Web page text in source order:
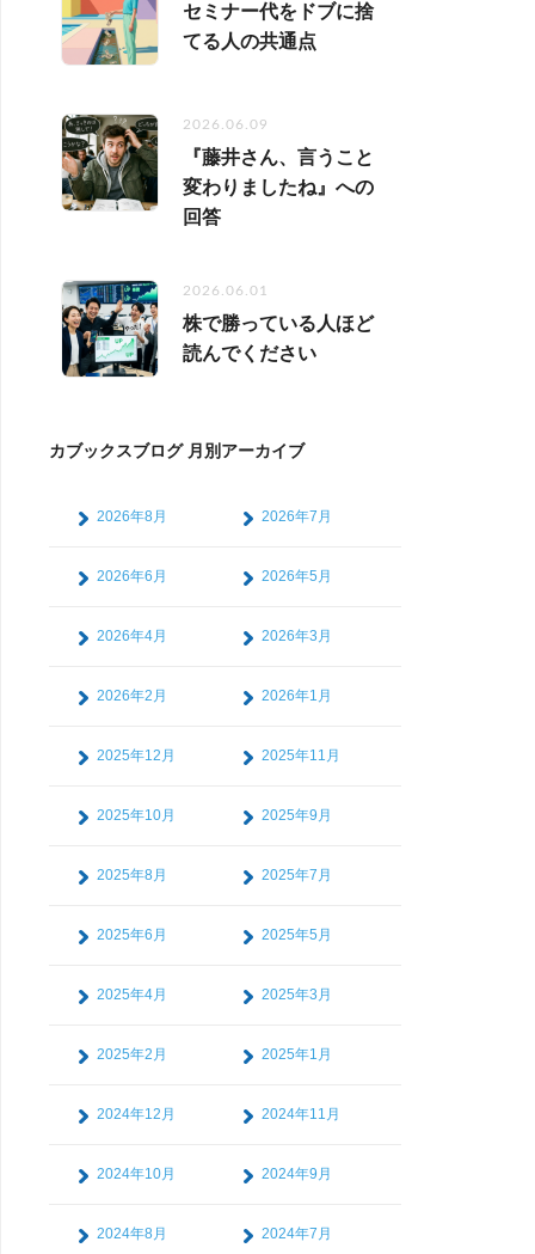
セミナー代をドブに捨
てる人の共通点
2026.06.09
『藤井さん、言うこと
変わりましたね』への
回答
2026.06.01
株で勝っている人ほど
読んでください
カブックスブログ 月別アーカイブ
2026年8月 2026年7月
2026年6月 2026年5月
2026年4月 2026年3月
2026年2月 2026年1月
2025年12月 2025年11月
2025年10月 2025年9月
2025年8月 2025年7月
2025年6月 2025年5月
2025年4月 2025年3月
2025年2月 2025年1月
2024年12月 2024年11月
2024年10月 2024年9月
2024年8月 2024年7月